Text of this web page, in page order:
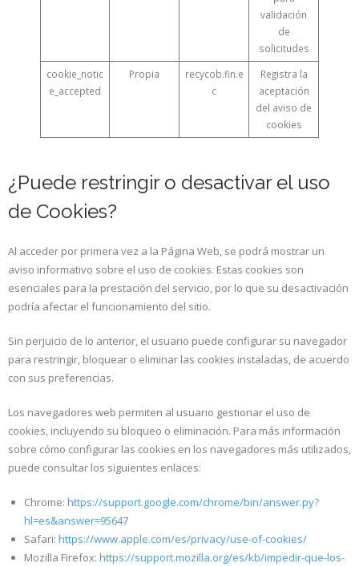
validación
de
solicitudes
cookie_notic
e_accepted
Propia
recycob.fin.e
c
Registra la
aceptación
del aviso de
cookies
¿Puede restringir o desactivar el uso
de Cookies?
Al acceder por primera vez a la Página Web, se podrá mostrar un
aviso informativo sobre el uso de cookies. Estas cookies son
esenciales para la prestación del servicio, por lo que su desactivación
podría afectar el funcionamiento del sitio.
Sin perjuicio de lo anterior, el usuario puede configurar su navegador
para restringir, bloquear o eliminar las cookies instaladas, de acuerdo
con sus preferencias.
Los navegadores web permiten al usuario gestionar el uso de
cookies, incluyendo su bloqueo o eliminación. Para más información
sobre cómo configurar las cookies en los navegadores más utilizados,
puede consultar los siguientes enlaces:
Chrome: https://support.google.com/chrome/bin/answer.py?
hl=es&answer=95647
Safari: https://www.apple.com/es/privacy/use-of-cookies/
Mozilla Firefox: https://support.mozilla.org/es/kb/impedir-que-los-